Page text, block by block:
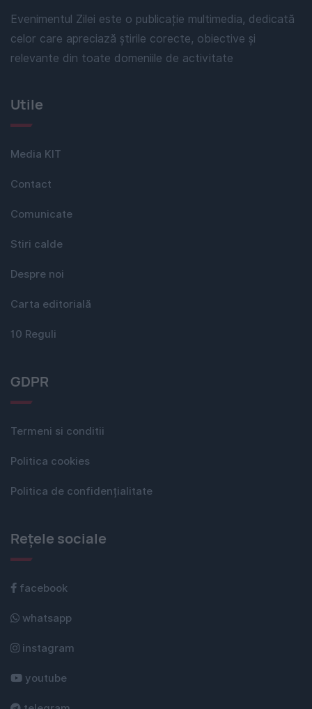
Evenimentul Zilei este o publicație multimedia, dedicată
celor care apreciază știrile corecte, obiective și
relevante din toate domeniile de activitate
Utile
Media KIT
Contact
Comunicate
Stiri calde
Despre noi
Carta editorială
10 Reguli
GDPR
Termeni si conditii
Politica cookies
Politica de confidențialitate
Rețele sociale
facebook
whatsapp
instagram
youtube